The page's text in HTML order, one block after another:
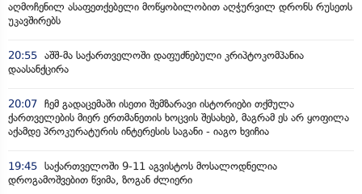
აღმოჩენილ ასაფეთქებელი მოწყობილობით აღჭურვილ დრონს რუსეთს
უკავშირებს
20:55 აშშ-მა საქართველოში დაფუძნებული კრიპტოკომპანია
დაასანქცირა
20:07 ჩემ გადაცემაში ისეთი შემზარავი ისტორიები თქმულა
ქართველების მიერ ერთმანეთის ხოცვის შესახებ, მაგრამ ეს არ ყოფილა
აქამდე პროკურატურის ინტერესის საგანი - იაგო ხვიჩია
19:45 საქართველოში 9-11 აგვისტოს მოსალოდნელია
დროგამოშვებით წვიმა, ზოგან ძლიერი